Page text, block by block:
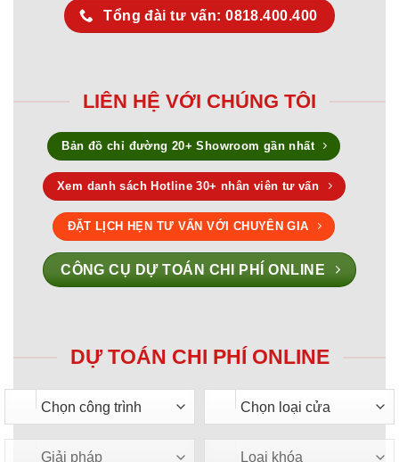
Tổng đài tư vấn: 0818.400.400
LIÊN HỆ VỚI CHÚNG TÔI
Bản đồ chỉ đường 20+ Showroom gần nhất
Xem danh sách Hotline 30+ nhân viên tư vấn
ĐẶT LỊCH HẸN TƯ VẤN VỚI CHUYÊN GIA
CÔNG CỤ DỰ TOÁN CHI PHÍ ONLINE
DỰ TOÁN CHI PHÍ ONLINE